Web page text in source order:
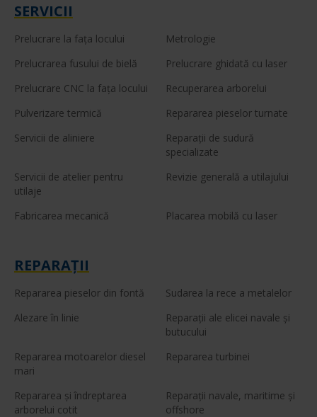
SERVICII
Prelucrare la faţa locului
Metrologie
Prelucrarea fusului de bielă
Prelucrare ghidată cu laser
Prelucrare CNC la faţa locului
Recuperarea arborelui
Pulverizare termică
Repararea pieselor turnate
Servicii de aliniere
Reparaţii de sudură
specializate
Servicii de atelier pentru
utilaje
Revizie generală a utilajului
Fabricarea mecanică Placarea mobilă cu laser
REPARAŢII
Repararea pieselor din fontă
Sudarea la rece a metalelor
Alezare în linie
Reparaţii ale elicei navale şi
butucului
Repararea motoarelor diesel
mari
Repararea turbinei
Repararea şi îndreptarea
arborelui cotit
Reparaţii navale, maritime şi
offshore